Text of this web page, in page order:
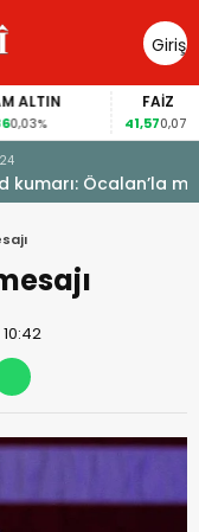
Giriş
Yap
FAİZ
41,570,07%
masadan